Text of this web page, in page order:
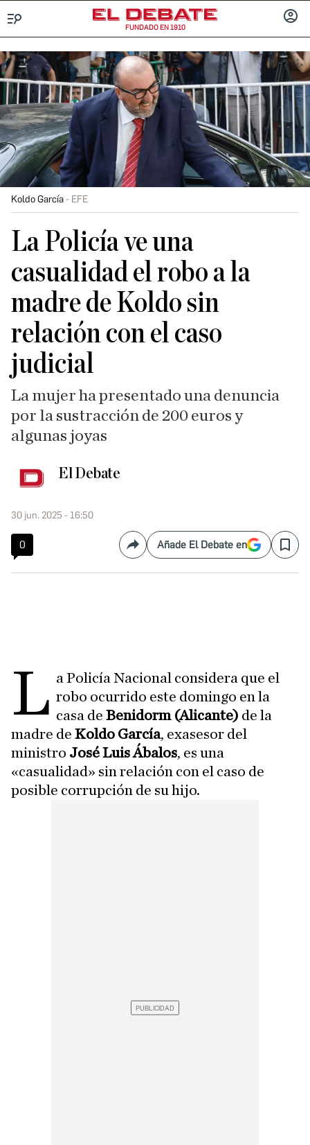
FUNDADO EN 1910
Koldo García EFE
La Policía ve una
casualidad el robo a la
madre de Koldo sin
relación con el caso
judicial
La mujer ha presentado una denuncia
por la sustracción de 200 euros y
algunas joyas
El Debate
30 jun. 2025 - 16:50
0 CompartirAñade El Debate en Save
L a Policía Nacional considera que el
robo ocurrido este domingo en la
casa deBenidorm (Alicante) de la
madre de Koldo García, exasesor del
ministro José Luis Ábalos, es una
«casualidad» sin relación con el caso de
posible corrupción de su hijo.